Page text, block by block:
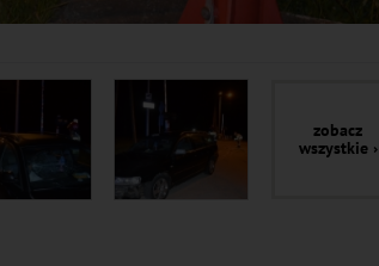
zobacz
wszystkie ›